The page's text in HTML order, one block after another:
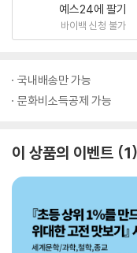
예스24에 팔기
바이백 신청 불가
국내배송만 가능
문화비소득공제 가능
이 상품의 이벤트 1